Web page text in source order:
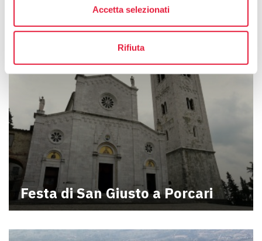
Accetta selezionati
Rifiuta
Festa di San Giusto a Porcari